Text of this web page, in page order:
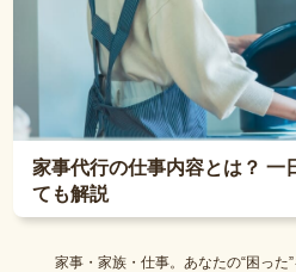
家事代行の仕事内容とは？ 一
ても解説
家事・家族・仕事。あなたの“困った